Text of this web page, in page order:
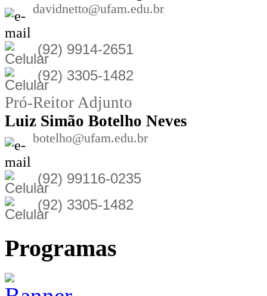
davidnetto@ufam.edu.br
(92) 9914-2651
(92) 3305-1482
Pró-Reitor Adjunto
Luiz Simão Botelho Neves
botelho@ufam.edu.br
(92) 99116-0235
(92) 3305-1482
Programas